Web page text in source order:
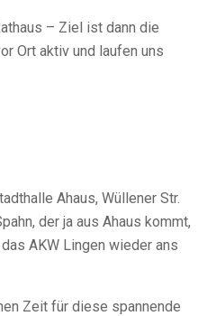
– Ziel ist dann die
Ort aktiv und laufen uns
Ahaus, Wüllener Str.
der ja aus Ahaus kommt,
AKW Lingen wieder ans
Zeit für diese spannende